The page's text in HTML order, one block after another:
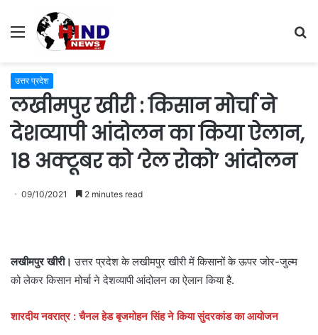
Menu
उत्तर प्रदेश
लखीमपुर खीरी : किसान मोर्चा ने
देशव्यापी आंदोलन का किया ऐलान,
18 अक्टूबर को ‘रेल रोको’ आंदोलन
09/10/2021 2 minutes read
लखीमपुर खीरी।उत्तर प्रदेश के लखीमपुर खीरी में किसानों के ऊपर जोर-जुल्म
को लेकर किसान मोर्चा ने देशव्यापी आंदोलन का ऐलान किया है.
शारदीय नवरात्र : चैनल हेड बृजमोहन सिंह ने किया सुंदरकांड का आयोजन